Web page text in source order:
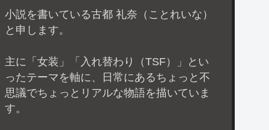
小説を書いている古都 礼奈（ことれいな）
と申します。
主に「女装」「入れ替わり（TSF）」とい
ったテーマを軸に、日常にあるちょっと不
思議でちょっとリアルな物語を描いていま
す。